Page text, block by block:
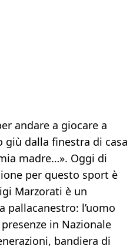
andare a giocare a
giù dalla finestra di casa
madre…». Oggi di
per questo sport è
Marzorati è un
pallacanestro: l’uomo
in Nazionale
bandiera di